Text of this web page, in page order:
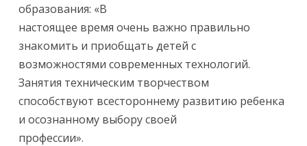
образования: «В
настоящее время очень важно правильно
знакомить и приобщать детей с
возможностями современных технологий.
Занятия техническим творчеством
способствуют всестороннему развитию ребенка
и осознанному выбору своей
профессии».